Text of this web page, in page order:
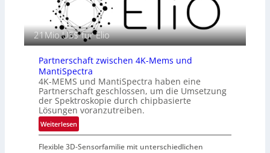
a
f
i
e
n
L
u
f
t
-
u
n
E
M
E
A
-
R
e
g
i
o
n
21Mio.US$ für Elio
Partnerschaft zwischen 4K-Mems und
MantiSpectra
4K-MEMS und MantiSpectra haben eine
Partnerschaft geschlossen, um die Umsetzung
der Spektroskopie durch chipbasierte
Lösungen voranzutreiben.
Weiterlesen:
P
a
Flexible 3D-Sensorfamilie mit unterschiedlichen